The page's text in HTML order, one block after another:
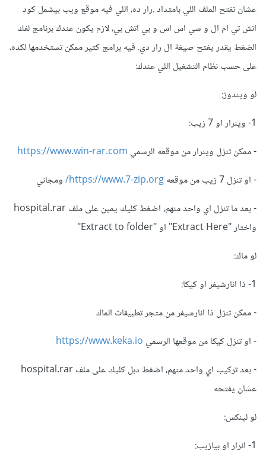
عشان تفتح الملف اللي بامتداد .رار ده، اللي فيه موقع ويب بيشمل كود
اتش تي ام ال و سي اس اس و بي اتش بي، لازم يكون عندك برنامج لفك
الضغط يقدر يفتح صيغة ال رار دي. فيه برامج كتير ممكن تستخدمها لكده،
على حسب نظام التشغيل اللي عندك:
لو ويندوز:
1- وينرار او 7 زيب:
- ممكن تنزل وينرار من موقعه الرسمي https://www.win-rar.com
- او تنزل 7 زيب من موقعه
https://www.7-zip.org/ ومجاني
- بعد ما تنزل اي واحد منهم، اضغط كليك يمين على ملف hospital.rar
واختار "Extract Here" او "Extract to folder"
لو ماك:
1- ذا انارشيفر او كيكا:
- ممكن تنزل ذا انارشيفر من متجر تطبيقات الماك
- او تنزل كيكا من موقعها الرسمي https://www.keka.io
- بعد تركيب اي واحد منهم، اضغط دبل كليك على ملف hospital.rar
عشان يفتحه
لو لينكس:
1- انرار او بيازيب: